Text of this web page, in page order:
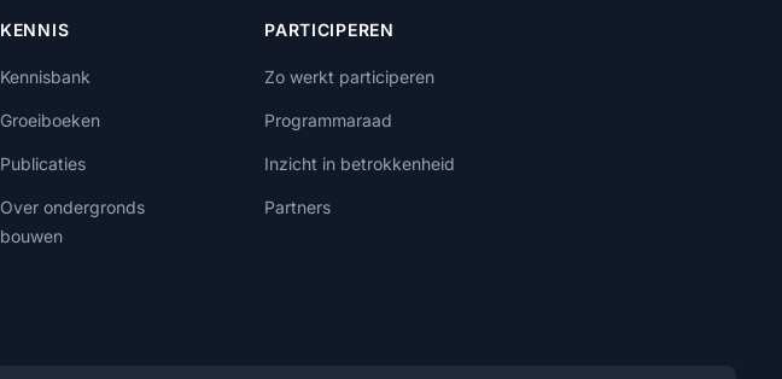
KENNIS
Kennisbank
Groeiboeken
Publicaties
Over ondergronds
bouwen
PARTICIPEREN
Zo werkt participeren
Programmaraad
Inzicht in betrokkenheid
Partners